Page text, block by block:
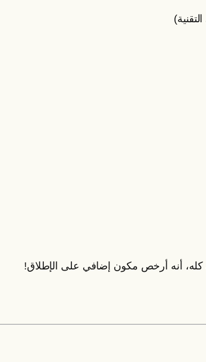
كله، أنه أرخص مكون إضافي على الإطلاق!